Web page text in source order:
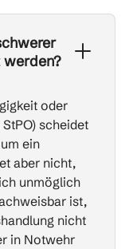
oder
scheidet
ein
aber nicht,
unmöglich
ist,
nicht
in Notwehr